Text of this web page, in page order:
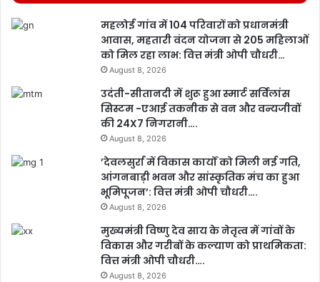
महलोई गांव में 104 परिवारों को प्रधानमंत्री
आवास, महतारी वंदन योजना से 205 महिलाओं
को मिल रहा लाभ: वित्त मंत्री ओपी चौधरी…
August 8, 2026
उदंती-सीतानदी में शुरू हुआ स्मार्ट सर्विलांस
सिस्टम -एआई तकनीक से वन और वन्यजीवों
की 24X7 निगरानी….
August 8, 2026
’देवलसुर्रा में विकास कार्यों को मिली नई गति,
आंगनबाड़ी भवन और सांस्कृतिक मंच का हुआ
भूमिपूजन’: वित्त मंत्री ओपी चौधरी….
August 8, 2026
मुख्यमंत्री विष्णु देव साय के नेतृत्व में गांवों के
विकास और गरीबों के कल्याण को प्राथमिकता:
वित्त मंत्री ओपी चौधरी….
August 8, 2026